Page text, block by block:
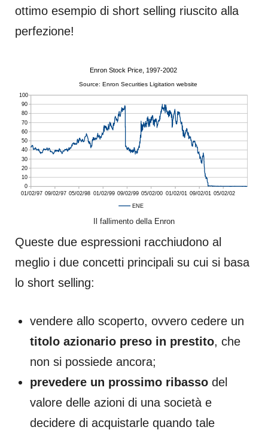
ottimo esempio di short selling riuscito alla
perfezione!
Il fallimento della Enron
Queste due espressioni racchiudono al
meglio i due concetti principali su cui si basa
lo short selling:
vendere allo scoperto, ovvero cedere un
titolo azionario preso in prestito, che
non si possiede ancora;
prevedere un prossimo ribasso del
valore delle azioni di una società e
decidere di acquistarle quando tale